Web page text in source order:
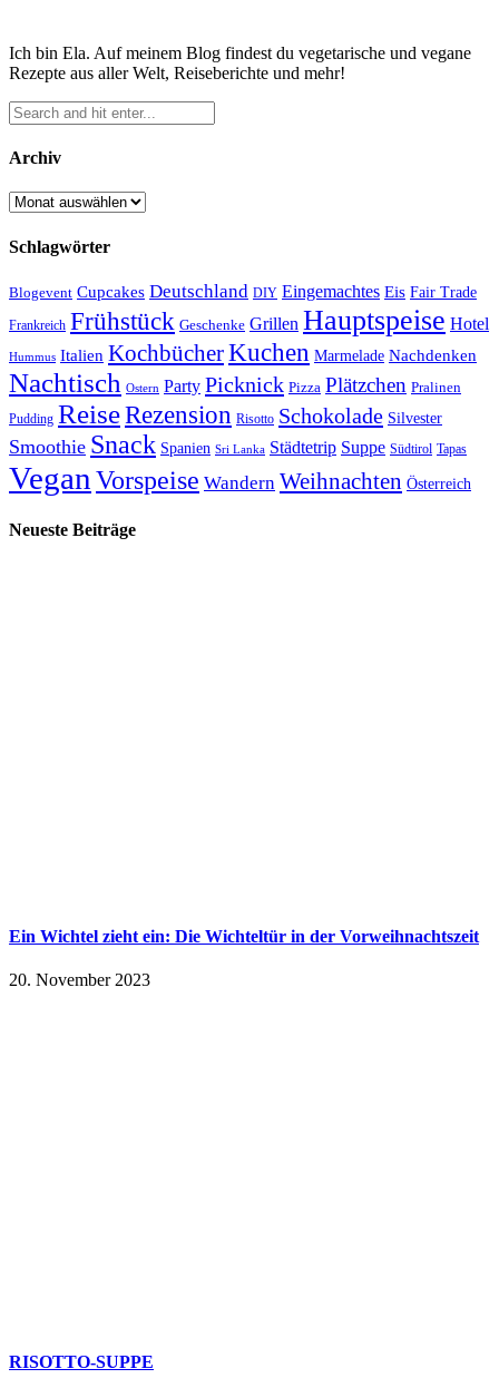
Ich bin Ela. Auf meinem Blog findest du vegetarische und vegane
Rezepte aus aller Welt, Reiseberichte und mehr!
Archiv
Archiv
Schlagwörter
Blogevent Cupcakes Deutschland DIY Eingemachtes Eis Fair Trade
Frankreich Frühstück Geschenke Grillen Hauptspeise Hotel
Hummus Italien KochbücherKuchen Marmelade Nachdenken
Nachtisch Ostern Party Picknick Pizza Plätzchen Pralinen
Pudding ReiseRezension Risotto Schokolade Silvester
Smoothie Snack Spanien Sri Lanka Städtetrip Suppe Südtirol Tapas
Vegan Vorspeise Wandern Weihnachten Österreich
Neueste Beiträge
Ein Wichtel zieht ein: Die Wichteltür in der Vorweihnachtszeit
20. November 2023
RISOTTO-SUPPE